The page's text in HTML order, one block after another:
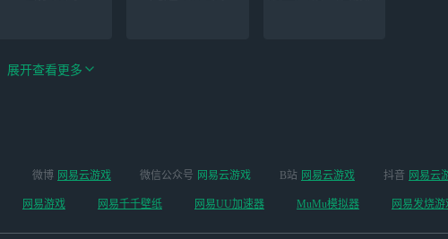
逆水寒手游（全新
版本开启 ）
云手机 阴阳师
展开查看更多
微博 网易云游戏 微信公众号 网易云游戏 B站 网易云游戏 抖音 网易云
网易游戏 网易千千壁纸 网易UU加速器 MuMu模拟器 网易发烧游